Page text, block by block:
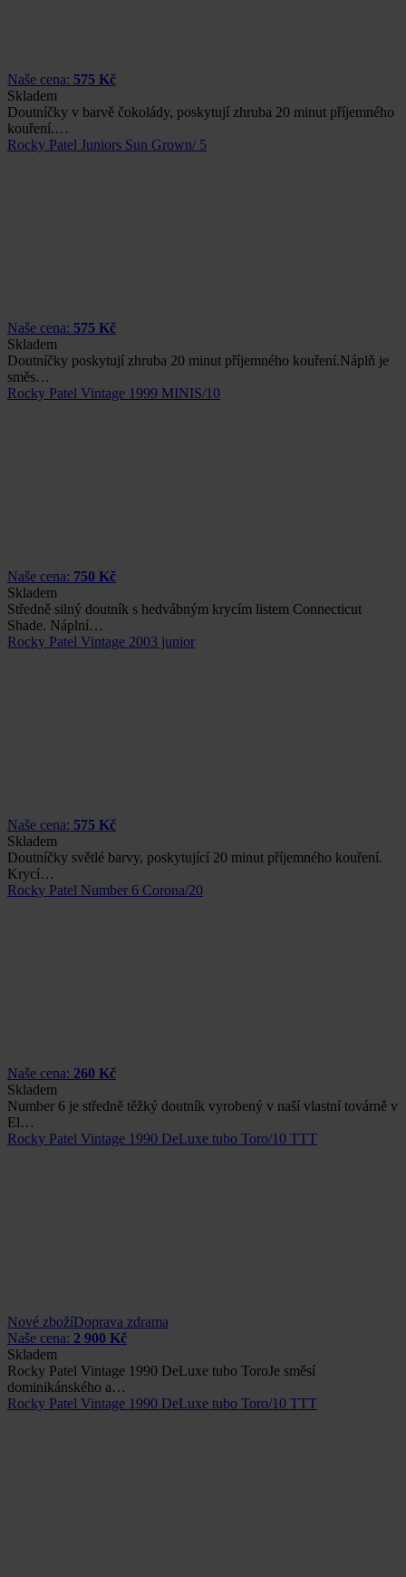
Naše cena: 575 Kč
Skladem
Doutníčky v barvě čokolády, poskytují zhruba 20 minut příjemného
kouření.…
Rocky Patel Juniors Sun Grown/ 5
Naše cena: 575 Kč
Skladem
Doutníčky poskytují zhruba 20 minut příjemného kouření.Náplň je
směs…
Rocky Patel Vintage 1999 MINIS/10
Naše cena: 750 Kč
Skladem
Středně silný doutník s hedvábným krycím listem Connecticut
Shade. Náplní…
Rocky Patel Vintage 2003 junior
Naše cena: 575 Kč
Skladem
Doutníčky světlé barvy, poskytující 20 minut příjemného kouření.
Krycí…
Rocky Patel Number 6 Corona/20
Naše cena: 260 Kč
Skladem
Number 6 je středně těžký doutník vyrobený v naší vlastní továrně v
El…
Rocky Patel Vintage 1990 DeLuxe tubo Toro/10 TTT
Nové zbožíDoprava zdrama
Naše cena: 2 900 Kč
Skladem
Rocky Patel Vintage 1990 DeLuxe tubo ToroJe směsí
dominikánského a…
Rocky Patel Vintage 1990 DeLuxe tubo Toro/10 TTT